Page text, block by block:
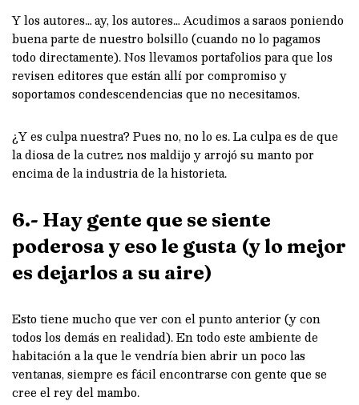
Y los autores… ay, los autores… Acudimos a saraos poniendo
buena parte de nuestro bolsillo (cuando no lo pagamos
todo directamente). Nos llevamos portafolios para que los
revisen editores que están allí por compromiso y
soportamos condescendencias que no necesitamos.
¿Y es culpa nuestra? Pues no, no lo es. La culpa es de que
la diosa de la cutrez nos maldijo y arrojó su manto por
encima de la industria de la historieta.
6.- Hay gente que se siente
poderosa y eso le gusta (y lo mejor
es dejarlos a su aire)
Esto tiene mucho que ver con el punto anterior (y con
todos los demás en realidad). En todo este ambiente de
habitación a la que le vendría bien abrir un poco las
ventanas, siempre es fácil encontrarse con gente que se
cree el rey del mambo.